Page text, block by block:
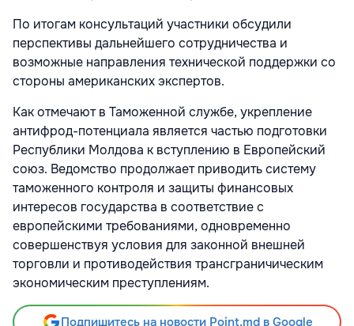
По итогам консультаций участники обсудили
перспективы дальнейшего сотрудничества и
возможные направления технической поддержки со
стороны американских экспертов.
Как отмечают в Таможенной службе, укрепление
антифрод-потенциала является частью подготовки
Республики Молдова к вступлению в Европейский
союз. Ведомство продолжает приводить систему
таможенного контроля и защиты финансовых
интересов государства в соответствие с
европейскими требованиями, одновременно
совершенствуя условия для законной внешней
торговли и противодействия трансграничическим
экономическим преступлениям.
Подпишитесь на новости Point.md в Google